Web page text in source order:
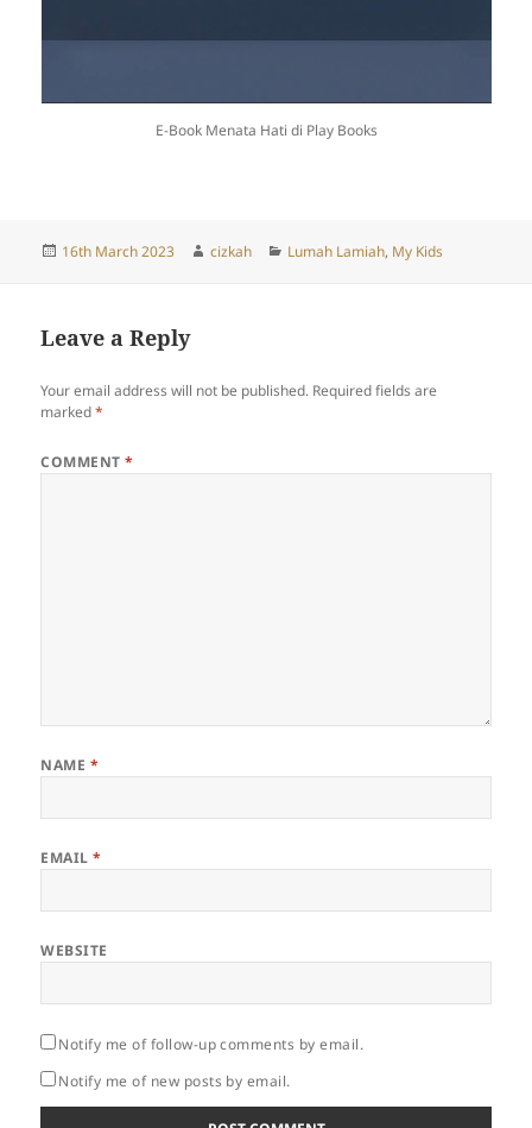
E-Book Menata Hati di Play Books
Posted
16th March 2023 Author
cizkah Categories
Lumah Lamiah, My Kids
Leave a Reply
Your email address will not be published. Required fields are
marked*
COMMENT*
NAME *
EMAIL*
WEBSITE
Notify me of follow-up comments by email.
Notify me of new posts by email.